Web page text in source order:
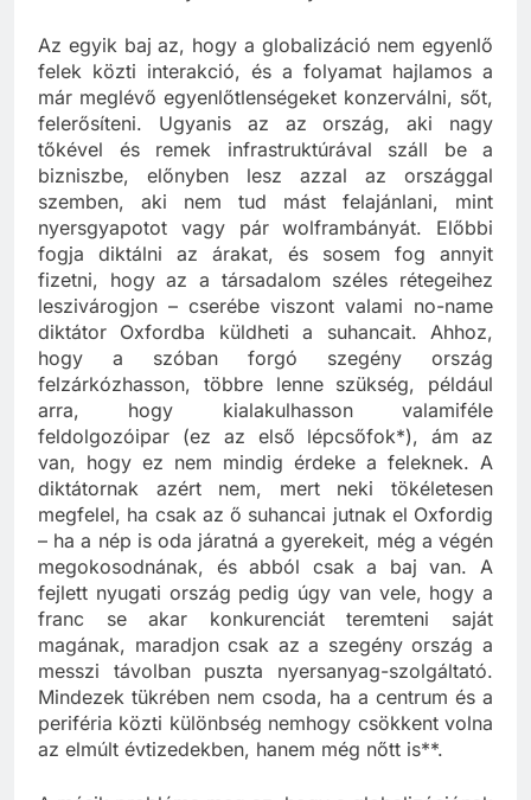
Az egyik baj az, hogy a globalizáció nem egyenlő
felek közti interakció, és a folyamat hajlamos a
már meglévő egyenlőtlenségeket konzerválni, sőt,
felerősíteni. Ugyanis az az ország, aki nagy
tőkével és remek infrastruktúrával száll be a
bizniszbe, előnyben lesz azzal az országgal
szemben, aki nem tud mást felajánlani, mint
nyersgyapotot vagy pár wolframbányát. Előbbi
fogja diktálni az árakat, és sosem fog annyit
fizetni, hogy az a társadalom széles rétegeihez
leszivárogjon – cserébe viszont valami no-name
diktátor Oxfordba küldheti a suhancait. Ahhoz,
hogy a szóban forgó szegény ország
felzárkózhasson, többre lenne szükség, például
arra, hogy kialakulhasson valamiféle
feldolgozóipar (ez az első lépcsőfok*), ám az
van, hogy ez nem mindig érdeke a feleknek. A
diktátornak azért nem, mert neki tökéletesen
megfelel, ha csak az ő suhancai jutnak el Oxfordig
– ha a nép is oda járatná a gyerekeit, még a végén
megokosodnának, és abból csak a baj van. A
fejlett nyugati ország pedig úgy van vele, hogy a
franc se akar konkurenciát teremteni saját
magának, maradjon csak az a szegény ország a
messzi távolban puszta nyersanyag-szolgáltató.
Mindezek tükrében nem csoda, ha a centrum és a
periféria közti különbség nemhogy csökkent volna